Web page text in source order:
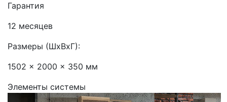
Гарантия
12 месяцев
Размеры (ШхВхГ):
1502 x 2000 x 350 мм
Элементы системы